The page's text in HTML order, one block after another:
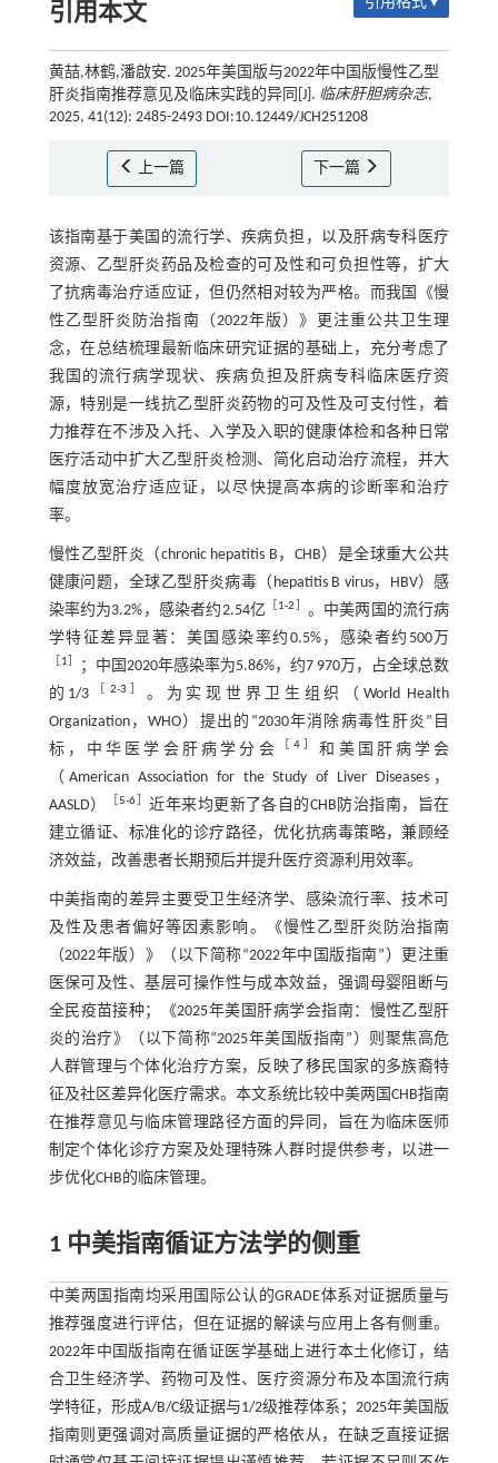
引用本文
黄喆,林鹤,潘啟安. 2025年美国版与2022年中国版慢性乙型
肝炎指南推荐意见及临床实践的异同[J]. 临床肝胆病杂志,
2025, 41(12): 2485-2493 DOI:10.12449/JCH251208
上一篇 下一篇
该指南基于美国的流行学、疾病负担，以及肝病专科医疗
资源、乙型肝炎药品及检查的可及性和可负担性等，扩大
了抗病毒治疗适应证，但仍然相对较为严格。而我国《慢
性乙型肝炎防治指南（2022年版）》更注重公共卫生理
念，在总结梳理最新临床研究证据的基础上，充分考虑了
我国的流行病学现状、疾病负担及肝病专科临床医疗资
源，特别是一线抗乙型肝炎药物的可及性及可支付性，着
力推荐在不涉及入托、入学及入职的健康体检和各种日常
医疗活动中扩大乙型肝炎检测、简化启动治疗流程，并大
幅度放宽治疗适应证，以尽快提高本病的诊断率和治疗
率。
慢性乙型肝炎（chronic hepatitis B，CHB）是全球重大公共
健康问题，全球乙型肝炎病毒（hepatitis B virus，HBV）感
染率约为3.2%，感染者约2.54亿
1-2
。中美两国的流行病
学特征差异显著：美国感染率约0.5%，感染者约500万
1
；中国2020年感染率为5.86%，约7 970万，占全球总数
的1/3
2-3
。为实现世界卫生组织（World Health
Organization，WHO）提出的“2030年消除病毒性肝炎”目
标，中华医学会肝病学分会
4］和美国肝病学会
（American Association for the Study of Liver Diseases，
AASLD）
［5-6 ］近年来均更新了各自的CHB防治指南，旨在
建立循证、标准化的诊疗路径，优化抗病毒策略，兼顾经
济效益，改善患者长期预后并提升医疗资源利用效率。
中美指南的差异主要受卫生经济学、感染流行率、技术可
及性及患者偏好等因素影响。《慢性乙型肝炎防治指南
（2022年版）》（以下简称“2022年中国版指南”）更注重
医保可及性、基层可操作性与成本效益，强调母婴阻断与
全民疫苗接种；《2025年美国肝病学会指南：慢性乙型肝
炎的治疗》（以下简称“2025年美国版指南”）则聚焦高危
人群管理与个体化治疗方案，反映了移民国家的多族裔特
征及社区差异化医疗需求。本文系统比较中美两国CHB指南
在推荐意见与临床管理路径方面的异同，旨在为临床医师
制定个体化诊疗方案及处理特殊人群时提供参考，以进一
步优化CHB的临床管理。
1 中美指南循证方法学的侧重
中美两国指南均采用国际公认的GRADE体系对证据质量与
推荐强度进行评估，但在证据的解读与应用上各有侧重。
2022年中国版指南在循证医学基础上进行本土化修订，结
合卫生经济学、药物可及性、医疗资源分布及本国流行病
学特征，形成A/B/C级证据与1/2级推荐体系；2025年美国版
指南则更强调对高质量证据的严格依从，在缺乏直接证据